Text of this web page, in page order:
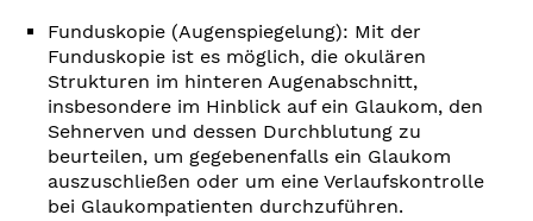
Funduskopie (Augenspiegelung): Mit der
Funduskopie ist es möglich, die okulären
Strukturen im hinteren Augenabschnitt,
insbesondere im Hinblick auf ein Glaukom, den
Sehnerven und dessen Durchblutung zu
beurteilen, um gegebenenfalls ein Glaukom
auszuschließen oder um eine Verlaufskontrolle
bei Glaukompatienten durchzuführen.